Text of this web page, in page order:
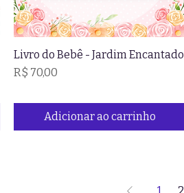
Livro do Bebê - Jardim Encantado
Preço
R$ 70,00
Adicionar ao carrinho